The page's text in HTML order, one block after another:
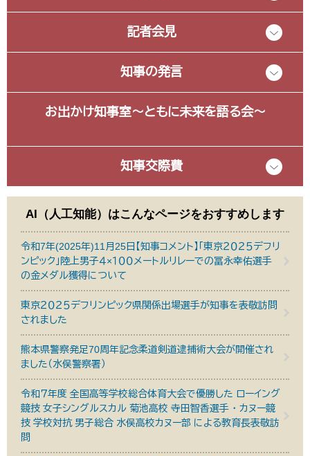
記者会見
知事の発言
お出かけ知事室～ともに未来を語る会～
知事交際費
AI（人工知能）はこんなページをおすすめします
令和7年(2025年)11月25日【知事コメント】「東京２０２５デフリ
ンピック」陸上男子４×１００メートルリレーでの冨永幸佑選手
の金メダル獲得について
東京２０２５デフリンピック県関係出場選手が知事を表敬訪問
されました
熊本県警察発足70周年記念柔道剣道逮捕術大会が開催され
ました（水俣警察署）
令和７年度 全国高等学校総合体育大会で優勝した ローイング
競技 女子シングルスカル 菊池高校 寺田智香選手 ・ カヌー競
技 学校対抗 男子総合 水俣高校カヌー部 による教育長表敬訪
問